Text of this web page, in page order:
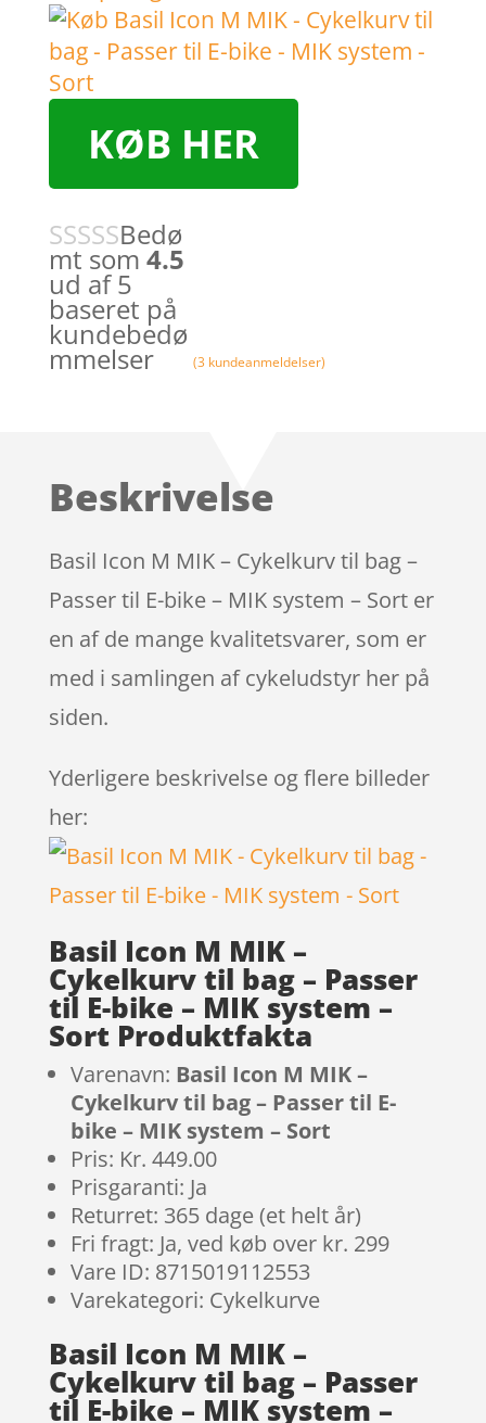
KØB HER
Bedø
mt som 4.5
ud af 5
baseret på
kundebedø
mmelser (3 kundeanmeldelser)
Beskrivelse
Basil Icon M MIK – Cykelkurv til bag –
Passer til E-bike – MIK system – Sort er
en af de mange kvalitetsvarer, som er
med i samlingen af cykeludstyr her på
siden.
Yderligere beskrivelse og flere billeder
her:
Basil Icon M MIK –
Cykelkurv til bag – Passer
til E-bike – MIK system –
Sort Produktfakta
Varenavn: Basil Icon M MIK –
Cykelkurv til bag – Passer til E-
bike – MIK system – Sort
Pris: Kr. 449.00
Prisgaranti: Ja
Returret: 365 dage (et helt år)
Fri fragt: Ja, ved køb over kr. 299
Vare ID: 8715019112553
Varekategori: Cykelkurve
Basil Icon M MIK –
Cykelkurv til bag – Passer
til E-bike – MIK system –